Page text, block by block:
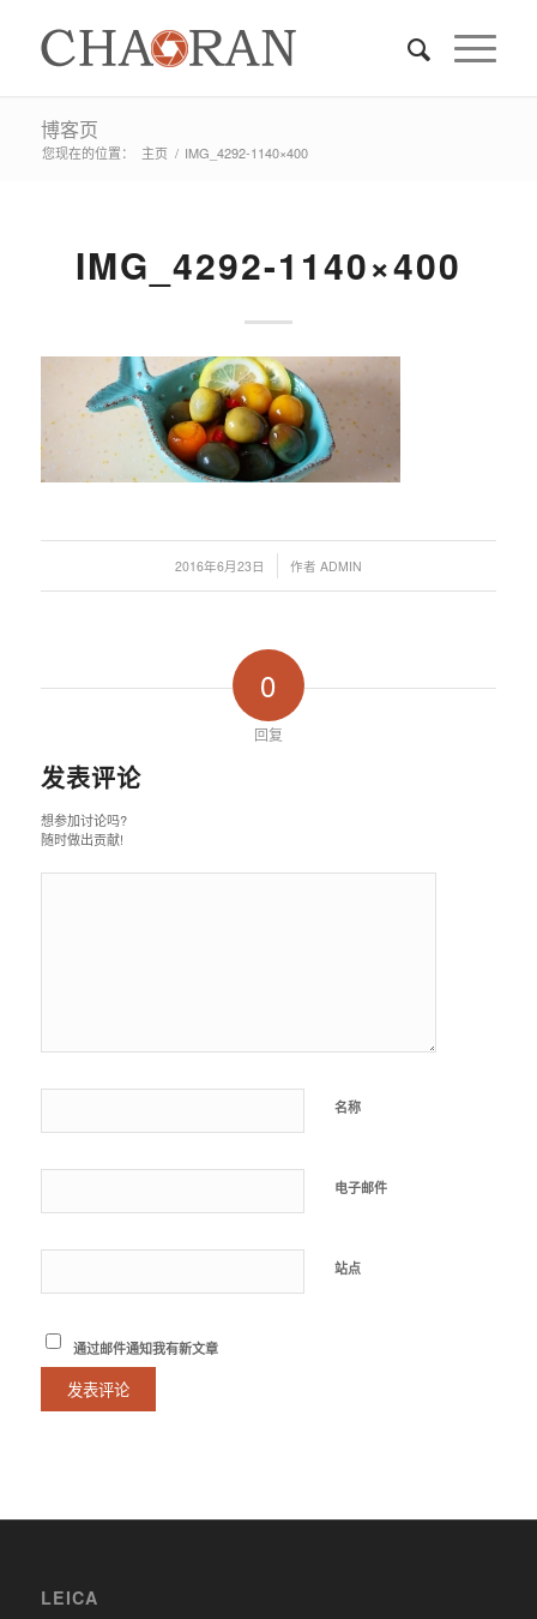
博客页
您现在的位置： 主页 / IMG_4292-1140×400
IMG_4292-1140×400
2016年6月23日
/ 作者 ADMIN
0
回复
发表评论
想参加讨论吗?
随时做出贡献!
名称
电子邮件
站点
通过邮件通知我有新文章
LEICA